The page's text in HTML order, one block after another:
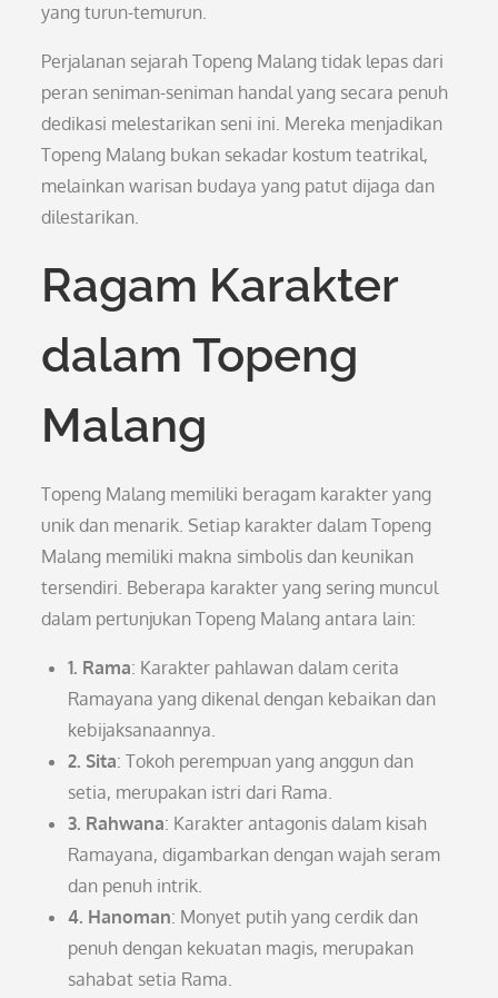
yang turun-temurun.
Perjalanan sejarah Topeng Malang tidak lepas dari
peran seniman-seniman handal yang secara penuh
dedikasi melestarikan seni ini. Mereka menjadikan
Topeng Malang bukan sekadar kostum teatrikal,
melainkan warisan budaya yang patut dijaga dan
dilestarikan.
Ragam Karakter
dalam Topeng
Malang
Topeng Malang memiliki beragam karakter yang
unik dan menarik. Setiap karakter dalam Topeng
Malang memiliki makna simbolis dan keunikan
tersendiri. Beberapa karakter yang sering muncul
dalam pertunjukan Topeng Malang antara lain:
1. Rama: Karakter pahlawan dalam cerita
Ramayana yang dikenal dengan kebaikan dan
kebijaksanaannya.
2. Sita: Tokoh perempuan yang anggun dan
setia, merupakan istri dari Rama.
3. Rahwana: Karakter antagonis dalam kisah
Ramayana, digambarkan dengan wajah seram
dan penuh intrik.
4. Hanoman: Monyet putih yang cerdik dan
penuh dengan kekuatan magis, merupakan
sahabat setia Rama.